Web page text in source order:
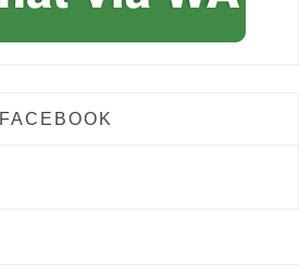
FACEBOOK